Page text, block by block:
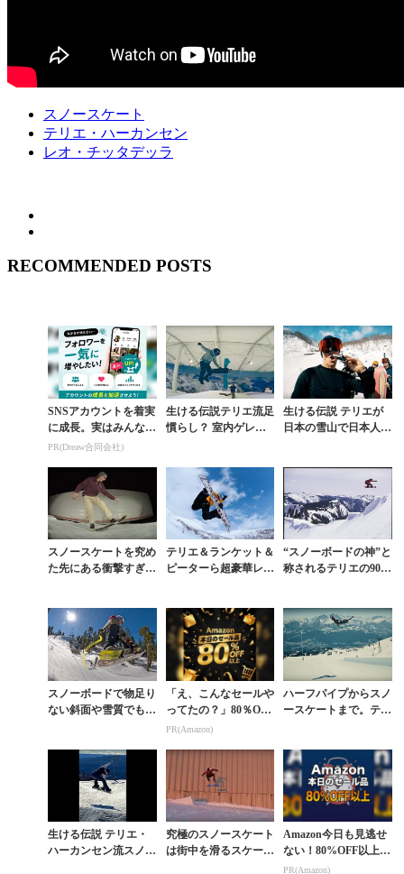
スノースケート
テリエ・ハーカンセン
レオ・チッタデッラ
RECOMMENDED POSTS
SNSアカウントを着実
に成長。実はみんなコ
コ使ってます。
PR(Dreaw合同会社)
生ける伝説テリエ流足
慣らし？ 室内ゲレン
生ける伝説 テリエが
日本の雪山で日本人ス
スノースケートを究め
た先にある衝撃すぎる
テリエ＆ランケット＆
ピーターら超豪華レジ
“スノーボードの神”と
称されるテリエの90年
スノーボードで物足り
ない斜面や雪質でもス
「え、こんなセールや
ってたの？」80％OFF
以上が続々登場！Am
PR(Amazon)
ハーフパイプからスノ
ースケートまで。テリ
生ける伝説 テリエ・
ハーカンセン流スノー
究極のスノースケート
は街中を滑るスケート
Amazon今日も見逃せ
ない！80%OFF以上が
続々登場
PR(Amazon)